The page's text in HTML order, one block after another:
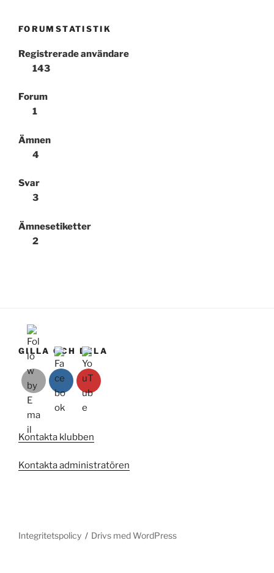
FORUMSTATISTIK
Registrerade användare
143
Forum
1
Ämnen
4
Svar
3
Ämnesetiketter
2
GILLA OCH DELA
Kontakta klubben
Kontakta administratören
Integritetspolicy Drivs med WordPress